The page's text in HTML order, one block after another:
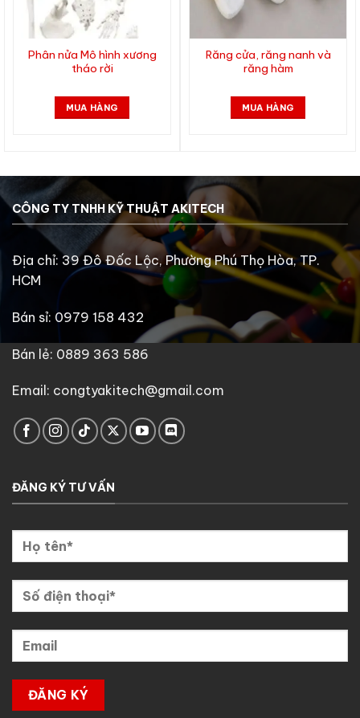
Phân nửa Mô hình xương
tháo rời
MUA HÀNG
Răng cửa, răng nanh và
răng hàm
MUA HÀNG
CÔNG TY TNHH KỸ THUẬT AKITECH
Địa chỉ: 39 Đô Đốc Lộc, Phường Phú Thọ Hòa, TP.
HCM
Bán sỉ: 0979 158 432
Bán lẻ: 0889 363 586
Email: congtyakitech@gmail.com
ĐĂNG KÝ TƯ VẤN